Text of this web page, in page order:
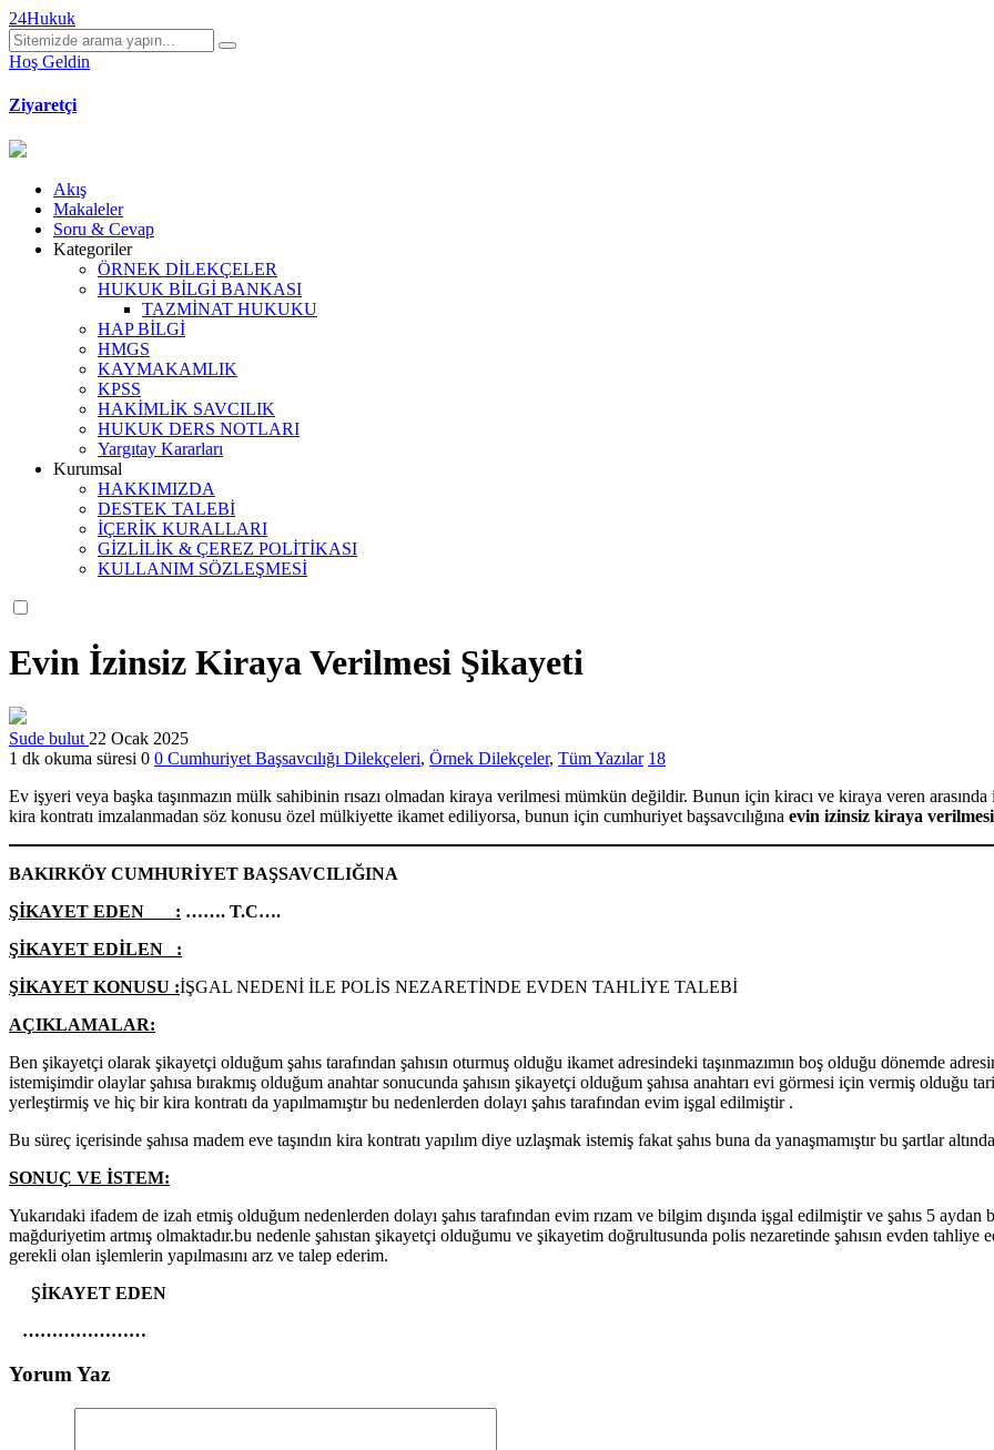
24Hukuk
Hoş Geldin
Ziyaretçi
Akış
Makaleler
Soru & Cevap
Kategoriler
ÖRNEK DİLEKÇELER
HUKUK BİLGİ BANKASI
TAZMİNAT HUKUKU
HAP BİLGİ
HMGS
KAYMAKAMLIK
KPSS
HAKİMLİK SAVCILIK
HUKUK DERS NOTLARI
Yargıtay Kararları
Kurumsal
HAKKIMIZDA
DESTEK TALEBİ
İÇERİK KURALLARI
GİZLİLİK & ÇEREZ POLİTİKASI
KULLANIM SÖZLEŞMESİ
Evin İzinsiz Kiraya Verilmesi Şikayeti
Sude bulut22 Ocak 2025
1 dk okuma süresi 0 0 Cumhuriyet Başsavcılığı Dilekçeleri, Örnek Dilekçeler, Tüm Yazılar 18
Ev işyeri veya başka taşınmazın mülk sahibinin rısazı olmadan kiraya verilmesi mümkün değildir. Bunun için kiracı ve kiraya veren arasında
kira kontratı imzalanmadan söz konusu özel mülkiyette ikamet ediliyorsa, bunun için cumhuriyet başsavcılığına evin izinsiz kiraya
BAKIRKÖY CUMHURİYET BAŞSAVCILIĞINA
ŞİKAYET EDEN : ……. T.C….
ŞİKAYET EDİLEN :
ŞİKAYET KONUSU :İŞGAL NEDENİ İLE POLİS NEZARETİNDE EVDEN TAHLİYE TALEBİ
AÇIKLAMALAR:
Ben şikayetçi olarak şikayetçi olduğum şahıs tarafından şahısın oturmuş olduğu ikamet adresindeki taşınmazımın boş olduğu dönemde
istemişimdir olaylar şahısa bırakmış olduğum anahtar sonucunda şahısın şikayetçi olduğum şahısa anahtarı evi görmesi için vermiş olduğu
yerleştirmiş ve hiç bir kira kontratı da yapılmamıştır bu nedenlerden dolayı şahıs tarafından evim işgal edilmiştir .
Bu süreç içerisinde şahısa madem eve taşındın kira kontratı yapılım diye uzlaşmak istemiş fakat şahıs buna da yanaşmamıştır bu şartlar
SONUÇ VE İSTEM:
Yukarıdaki ifadem de izah etmiş olduğum nedenlerden dolayı şahıs tarafından evim rızam ve bilgim dışında işgal edilmiştir ve şahıs 5
mağduriyetim artmış olmaktadır.bu nedenle şahıstan şikayetçi olduğumu ve şikayetim doğrultusunda polis nezaretinde şahısın evden
gerekli olan işlemlerin yapılmasını arz ve talep ederim.
ŞİKAYET EDEN
…………………
Yorum Yaz